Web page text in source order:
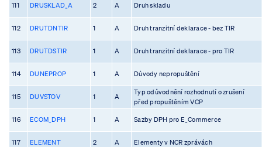
111 DRUSKLAD_A 2 A Druh skladu
112 DRUTDNTIR 1 A Druh tranzitní deklarace - bez TIR
113 DRUTDSTIR 1 A Druh tranzitní deklarace - pro TIR
114 DUNEPROP 1 A Důvody nepropuštění
115 DUVSTOV 1 A
Typ odůvodnění rozhodnutí o zrušení
před propuštěním VCP
116 ECOM_DPH 1 A Sazby DPH pro E_Commerce
117 ELEMENT 2 A Elementy v NCR zprávách